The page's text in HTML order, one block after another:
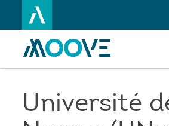
au
principalUniversité